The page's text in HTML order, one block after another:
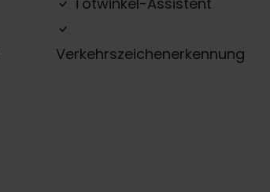
Verkehrszeichenerkennung